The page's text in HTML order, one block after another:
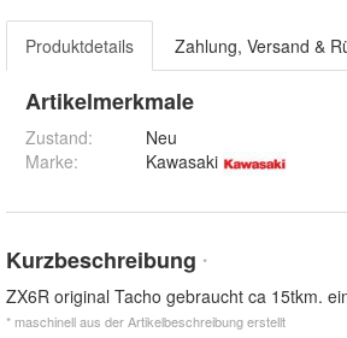
Produktdetails Zahlung, Versand &
Artikelmerkmale
Zustand:
Neu
Marke:
Kawasaki
Kurzbeschreibung *
ZX6R original Tacho gebraucht ca 15tkm.
* maschinell aus der Artikelbeschreibung erstellt